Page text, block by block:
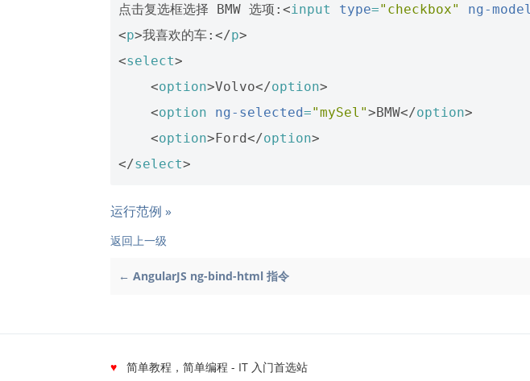
点击复选框选择 BMW 选项: <input type="checkbox" ng-model
<p>我喜欢的车: </p>
<select>
<option>Volvo</option>
<option ng-selected="mySel">BMW</option>
<option>Ford</option>
</select>
运行范例 »
返回上一级
← AngularJS ng-bind-html 指令
♥ 简单教程，简单编程 - IT 入门首选站